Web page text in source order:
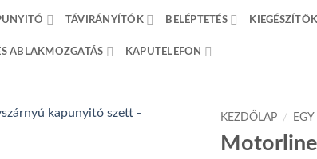
TÁVIRÁNYÍTÓK BELÉPTETÉS KIEGÉSZÍTŐK
ABLAKMOZGATÁS KAPUTELEFON
KEZDŐLAP /